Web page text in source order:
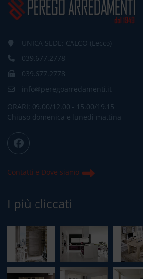
UNICA SEDE: CALCO (Lecco)
039.677.2778
039.677.2778
info@peregoarredamenti.it
ORARI: 09.00/12.00 - 15.00/19.15
Chiuso domenica e lunedì mattina
Contatti e Dove siamo
I più cliccati